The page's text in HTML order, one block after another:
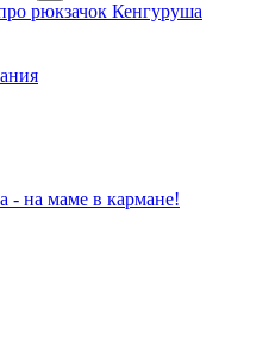
рюкзачок Кенгуруша